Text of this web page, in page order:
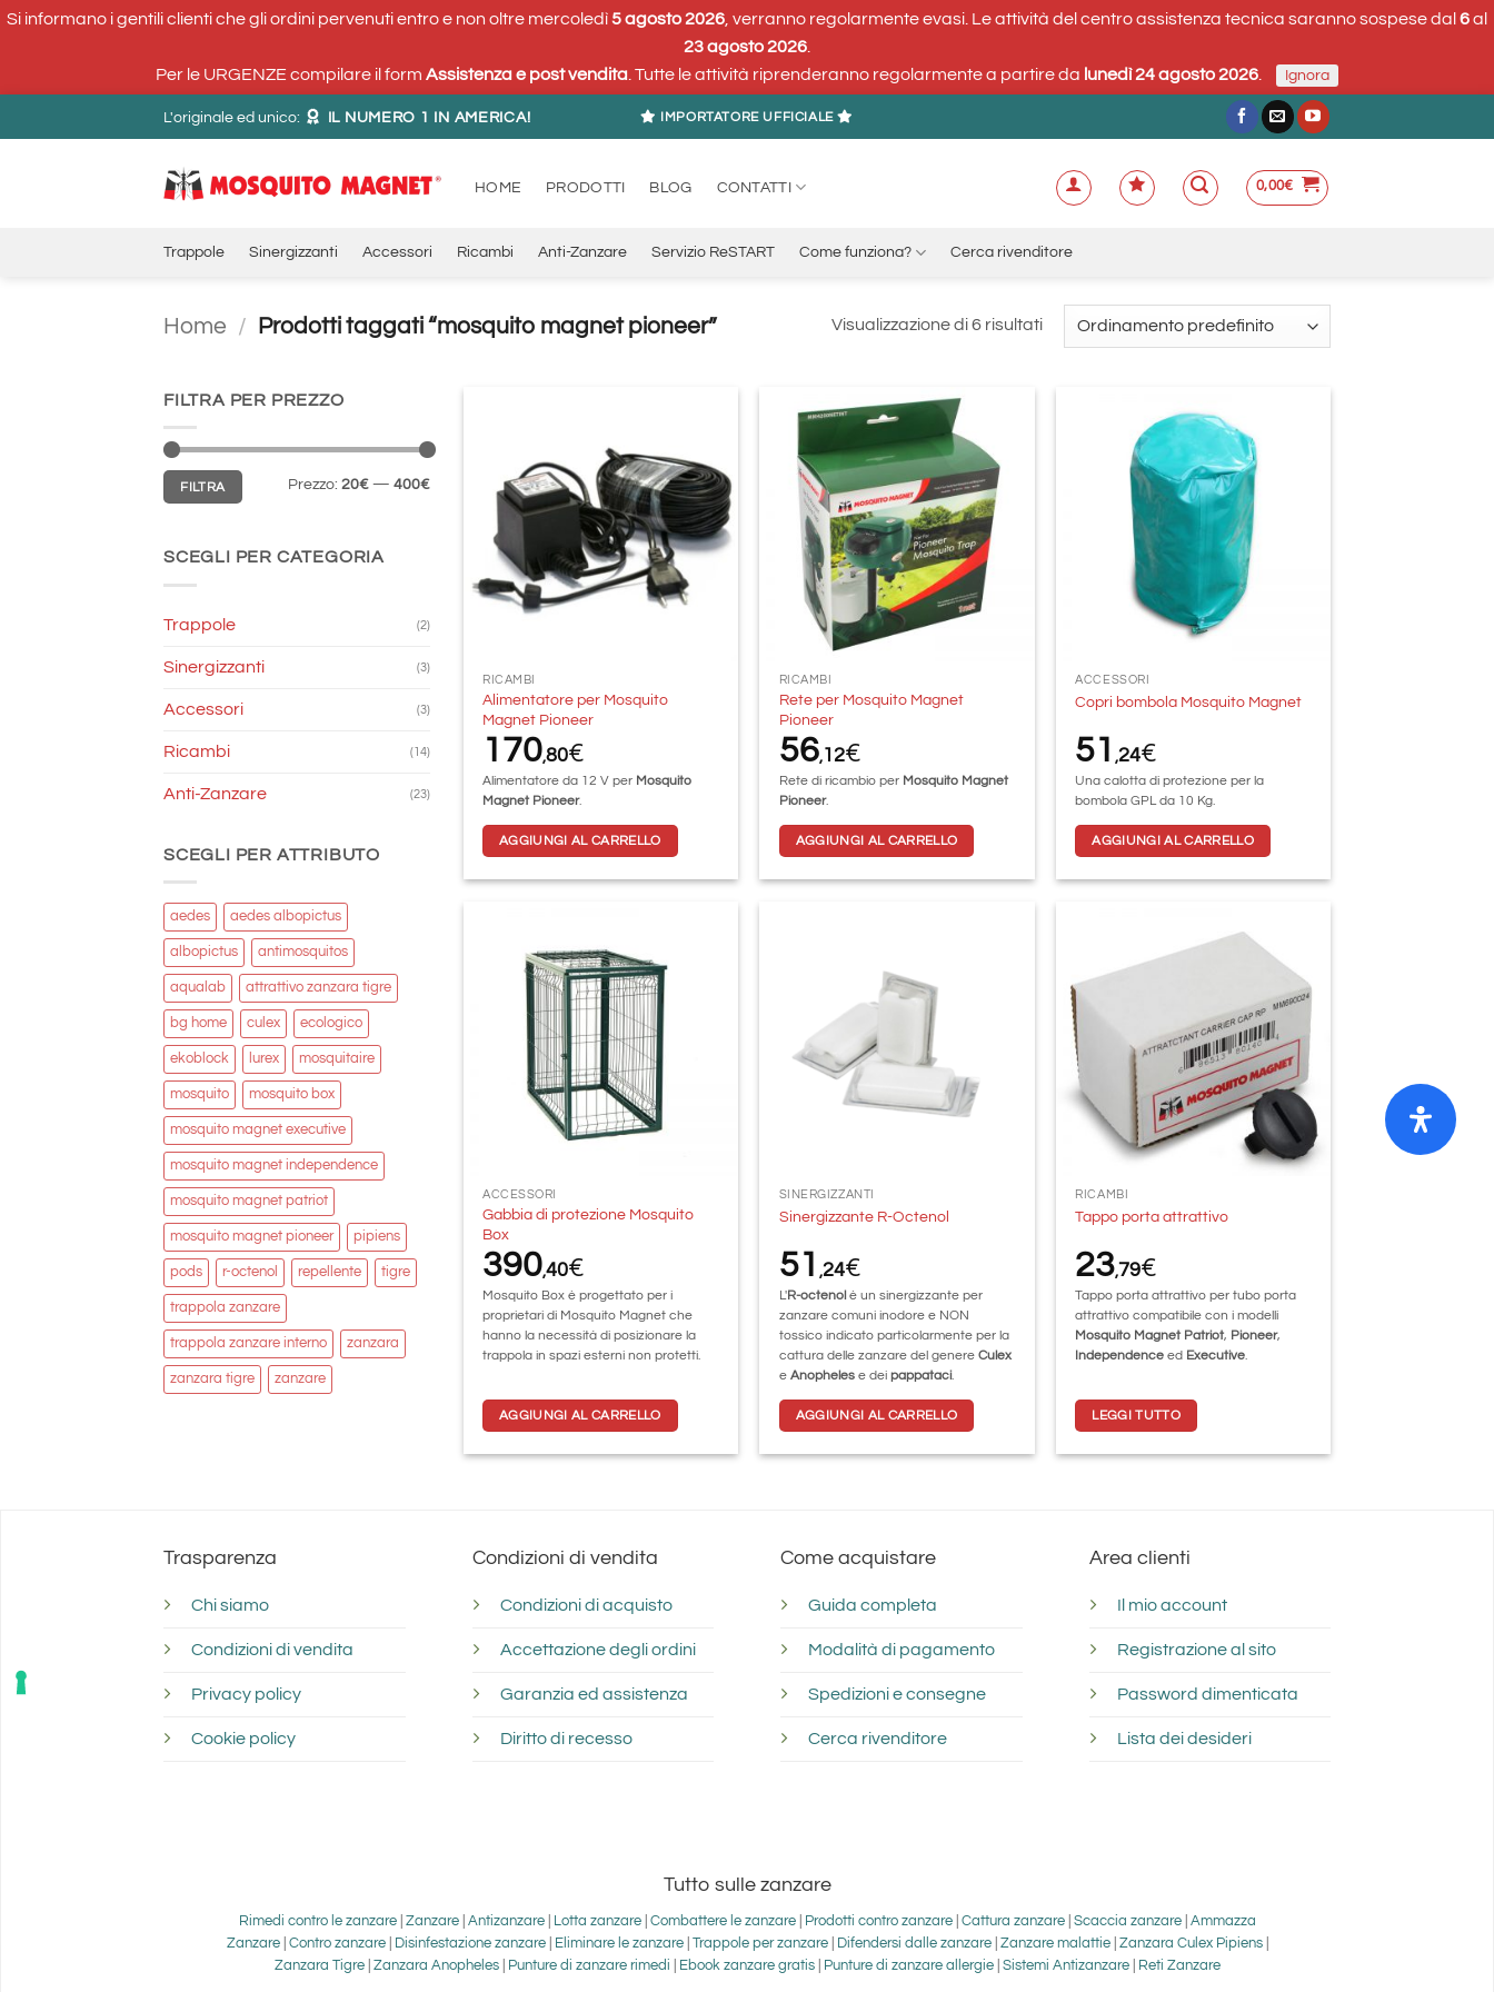
Si informano i gentili clienti che gli ordini pervenuti entro e non oltre mercoledì5 agosto 2026 , verranno regolarmente evasi. Le attività del centro assistenza tecnica saranno sospese dal 6al
23 agosto 2026
Per le URGENZE compilare il form Assistenza e post vendita . Tutte le attività riprenderanno regolarmente a partire da lunedì 24 agosto 2026 Ignora
L'originale ed unico: IL NUMERO 1 IN AMERICA! IMPORTATORE UFFICIALE
HOME PRODOTTI BLOG CONTATTI 0,00€
Trappole Sinergizzanti Accessori Ricambi Anti-Zanzare Servizio ReSTART Come funziona? Cerca rivenditore
Home / Prodotti taggati “mosquito magnet pioneer” Visualizzazione di 6 risultati
FILTRA PER PREZZO
Prezzo
Min
Prezzo
MaxFILTRA Prezzo: 20€ — 400€
SCEGLI PER CATEGORIA
Trappole (2)
Sinergizzanti (3)
Accessori (3)
Ricambi (14)
Anti-Zanzare (23)
SCEGLI PER ATTRIBUTO
aedes aedes albopictus
albopictus antimosquitos
aqualab attrattivo zanzara tigre
bg home culex ecologico
ekoblock lurex mosquitaire
mosquito mosquito box
mosquito magnet executive
mosquito magnet independence
mosquito magnet patriot
mosquito magnet pioneer pipiens
pods r-octenol repellente tigre
trappola zanzare
trappola zanzare interno zanzara
zanzara tigre zanzare
alla lista
dei
desideri
RICAMBI
Alimentatore per Mosquito
Magnet Pioneer
170,80€
Alimentatore da 12 V per Mosquito
Magnet Pioneer.
AGGIUNGI AL CARRELLO
Aggiungi
alla lista
dei
desideri
RICAMBI
Rete per Mosquito Magnet
Pioneer
56,12€
Rete di ricambio per Mosquito Magnet
Pioneer.
AGGIUNGI AL CARRELLO
ACCESSORI
Copri bombola Mosquito Magnet
51,24€
Una calotta di protezione per la
bombola GPL da 10 Kg.
AGGIUNGI AL CARRELLO
ACCESSORI
Gabbia di protezione Mosquito
Box
390,40€
Mosquito Box è progettato per i
proprietari di Mosquito Magnet che
hanno la necessità di posizionare la
trappola in spazi esterni non protetti.
AGGIUNGI AL CARRELLO
SINERGIZZANTI
Sinergizzante R-Octenol
51 ,24€
L'R-octenol è un sinergizzante per
zanzare comuni inodore e NON
tossico indicato particolarmente per la
cattura delle zanzare del genere Culex
e Anophelese dei pappataci.
AGGIUNGI AL CARRELLO
Aggiungi
alla lista
dei
desideri
RICAMBI
Tappo porta attrattivo
23,79€
Tappo porta attrattivo per tubo porta
attrattivo compatibile con i modelli
Mosquito Magnet Patriot, Pioneer,
Independence ed Executive
LEGGI TUTTO
Trasparenza
Chi siamo
Condizioni di vendita
Privacy policy
Cookie policy
Condizioni di vendita
Condizioni di acquisto
Accettazione degli ordini
Garanzia ed assistenza
Diritto di recesso
Come acquistare
Guida completa
Modalità di pagamento
Spedizioni e consegne
Cerca rivenditore
Area clienti
Il mio account
Registrazione al sito
Password dimenticata
Lista dei desideri
Tutto sulle zanzare
Rimedi contro le zanzare| Zanzare| Antizanzare Lotta zanzare| Combattere le zanzare| Prodotti contro zanzare| Cattura zanzare| Scaccia zanzare| Ammazza
Zanzare
Contro zanzare| Disinfestazione zanzare| Eliminare le zanzare| Trappole per zanzare| Difendersi dalle zanzare| Zanzare malattie| Zanzara Culex Pipiens|
Zanzara Tigre| Zanzara Anopheles| Punture di zanzare rimedi Ebook zanzare gratis| Punture di zanzare allergie| Sistemi Antizanzare| Reti Zanzare